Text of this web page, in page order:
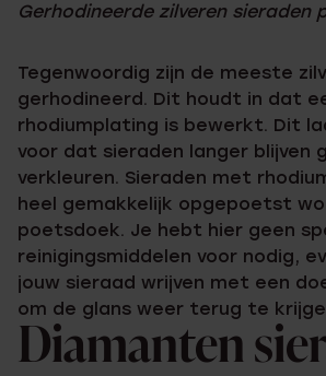
Gerhodineerde zilveren sieraden
Tegenwoordig zijn de meeste
gerhodineerd. Dit houdt in dat
rhodiumplating is bewerkt. Dit
voor dat sieraden langer blijven
verkleuren. Sieraden met
heel gemakkelijk opgepoetst
poetsdoek. Je hebt hier geen
reinigingsmiddelen voor nodig,
jouw sieraad wrijven met een
om de glans weer terug te
Diamanten